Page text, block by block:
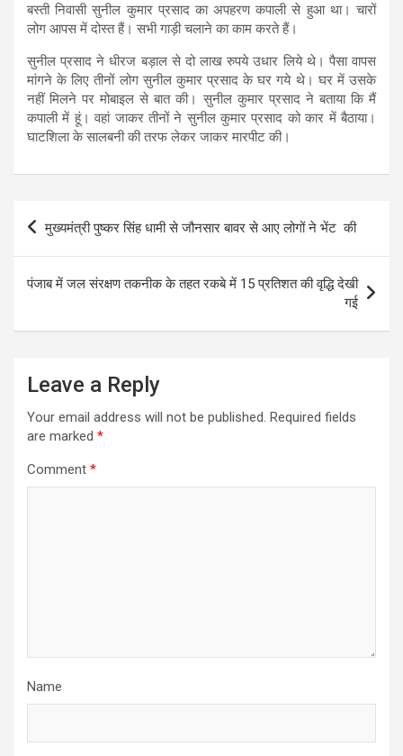
बस्ती निवासी सुनील कुमार प्रसाद का अपहरण कपाली से हुआ था। चारों
लोग आपस में दोस्त हैं। सभी गाड़ी चलाने का काम करते हैं।
सुनील प्रसाद ने धीरज बड़ाल से दो लाख रुपये उधार लिये थे। पैसा वापस
मांगने के लिए तीनों लोग सुनील कुमार प्रसाद के घर गये थे। घर में उसके
नहीं मिलने पर मोबाइल से बात की। सुनील कुमार प्रसाद ने बताया कि मैं
कपाली में हूं। वहां जाकर तीनों ने सुनील कुमार प्रसाद को कार में बैठाया।
घाटशिला के सालबनी की तरफ लेकर जाकर मारपीट की।
Post
navigation
मुख्यमंत्री पुष्कर सिंह धामी से जौनसार बावर से आए लोगों ने भेंट की
पंजाब में जल संरक्षण तकनीक के तहत रकबे में 15 प्रतिशत की वृद्धि देखी
गई
Leave a Reply
Your email address will not be published. Required fields
are marked *
Comment *
Name